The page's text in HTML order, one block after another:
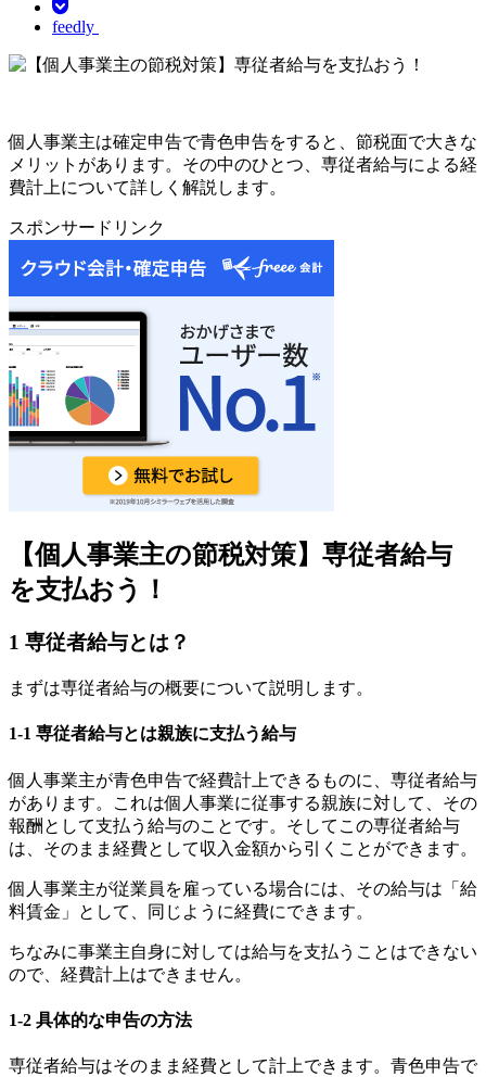
feedly
個人事業主は確定申告で青色申告をすると、節税面で大きな
メリットがあります。その中のひとつ、専従者給与による経
費計上について詳しく解説します。
スポンサードリンク
【個人事業主の節税対策】専従者給与
を支払おう！
1 専従者給与とは？
まずは専従者給与の概要について説明します。
1-1 専従者給与とは親族に支払う給与
個人事業主が青色申告で経費計上できるものに、専従者給与
があります。これは個人事業に従事する親族に対して、その
報酬として支払う給与のことです。そしてこの専従者給与
は、そのまま経費として収入金額から引くことができます。
個人事業主が従業員を雇っている場合には、その給与は「給
料賃金」として、同じように経費にできます。
ちなみに事業主自身に対しては給与を支払うことはできない
ので、経費計上はできません。
1-2 具体的な申告の方法
専従者給与はそのまま経費として計上できます。青色申告で